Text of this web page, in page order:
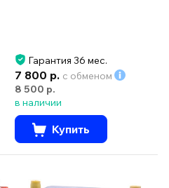
Гарантия 36 мес.
7 800 р. с обменом
8 500 р.
в наличии
Купить